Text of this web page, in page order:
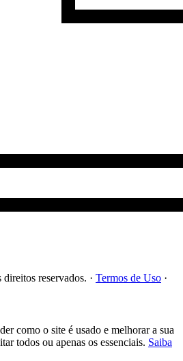
reservados. · Termos de Uso ·
como o site é usado e melhorar a sua
todos ou apenas os essenciais. Saiba